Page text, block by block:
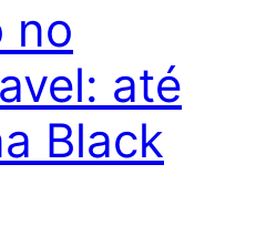
no
até
Black